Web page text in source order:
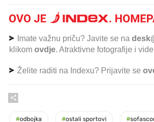
Imate važnu priču? Javite se na
klikom ovdje. Atraktivne fotografije i
Želite raditi na Indexu? Prijavite se
#odbojka #ostali sportovi #